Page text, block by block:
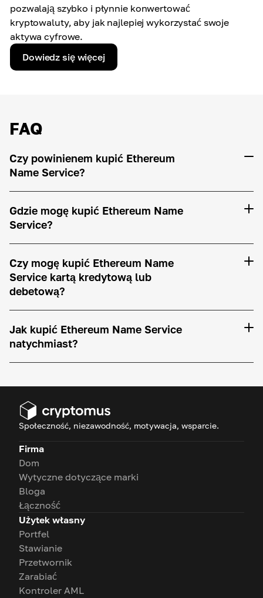
pozwalają szybko i płynnie konwertować
kryptowaluty, aby jak najlepiej wykorzystać swoje
aktywa cyfrowe.
Dowiedz się więcej
FAQ
Czy powinienem kupić Ethereum
Name Service?
Gdzie mogę kupić Ethereum Name
Service?
Czy mogę kupić Ethereum Name
Service kartą kredytową lub
debetową?
Jak kupić Ethereum Name Service
natychmiast?
Społeczność, niezawodność, motywacja, wsparcie.
Firma
Dom
Wytyczne dotyczące marki
Bloga
Łączność
Użytek własny
Portfel
Stawianie
Przetwornik
Zarabiać
Kontroler AML